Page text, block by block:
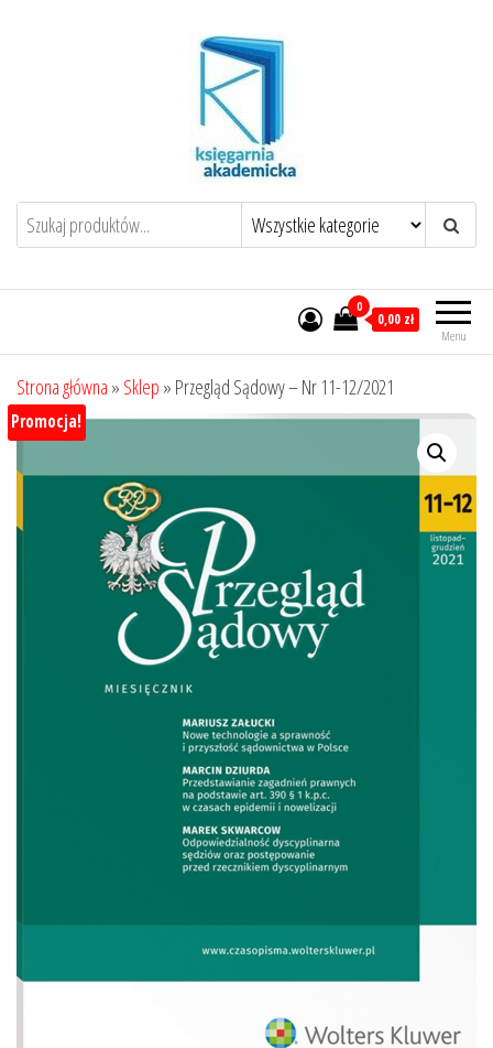
Menu
0
0,00 zł
Strona główna » Sklep » Przegląd Sądowy – Nr 11-12/2021
Promocja!